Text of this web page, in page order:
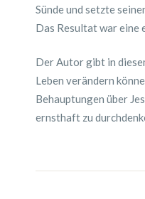
Sünde und setzte
Das Resultat war eine
Der Autor gibt in
Leben verändern
Behauptungen über
ernsthaft zu